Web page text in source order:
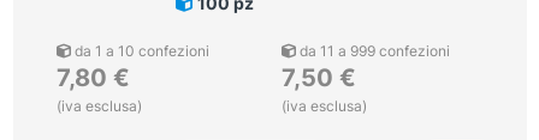
da 1 a 10 confezioni
7,80 €
(iva esclusa)
da 11 a 999 confezioni
7,50 €
(iva esclusa)